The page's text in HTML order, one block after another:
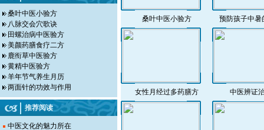
桑叶中医小验方
八脉交会穴歌诀
田螺治病中医验方
美颜药膳食疗二方
鹿衔草中医验方
黄精中医验方
羊年节气养生月历
两面针的功效与作用
推荐阅读
中医文化的魅力所在
桑叶中医小验方 预防孩子中
女性月经过多药膳方 中医辨证